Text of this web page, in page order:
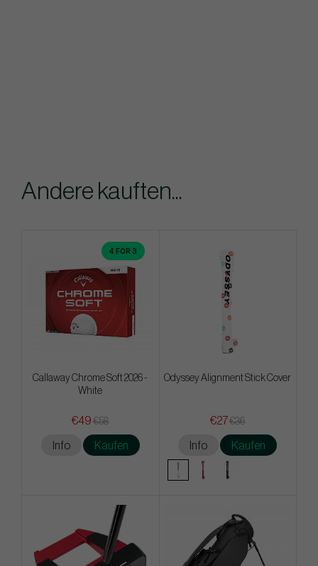
Andere kauften...
4 FOR 3
Callaway Chrome Soft 2026 -
White
€49 €58
Info Kaufen
Odyssey Alignment Stick Cover
€27€36
Info Kaufen